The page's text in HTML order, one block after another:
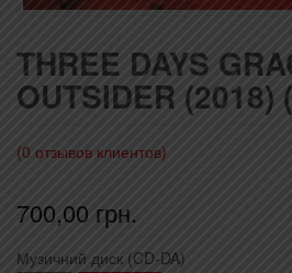
THREE DAYS
OUTSIDER (2018)
(0 отзывов клиентов)
700,00 грн.
Музичний диск (CD-DA)